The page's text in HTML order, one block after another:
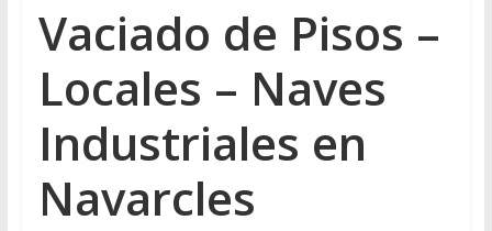
Vaciado de Pisos –
Locales – Naves
Industriales en
Navarcles